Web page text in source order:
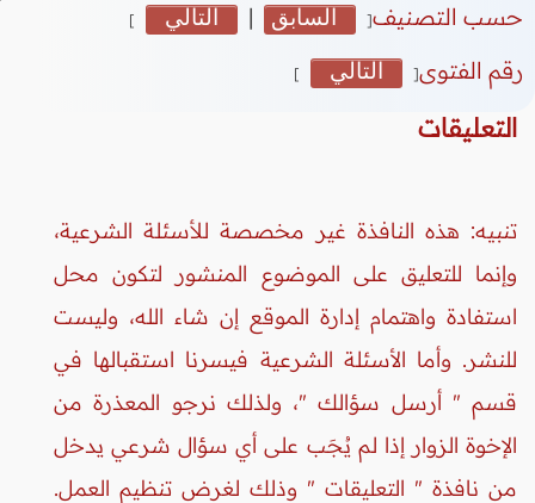
حسب التصنيف[ السابق | التالي ]
رقم الفتوى[ التالي ]
التعليقات
تنبيه: هذه النافذة غير مخصصة للأسئلة الشرعية،
وإنما للتعليق على الموضوع المنشور لتكون محل
استفادة واهتمام إدارة الموقع إن شاء الله، وليست
للنشر. وأما الأسئلة الشرعية فيسرنا استقبالها في
قسم " أرسل سؤالك "، ولذلك نرجو المعذرة من
الإخوة الزوار إذا لم يُجَب على أي سؤال شرعي يدخل
من نافذة " التعليقات " وذلك لغرض تنظيم العمل.